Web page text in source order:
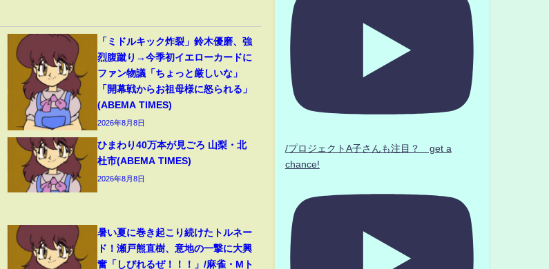
「ミドルキック炸裂」鈴木優磨、強
烈腹蹴り→今季初イエローカードに
ファン物議「ちょっと厳しいな」
「開幕戦からお祖母様に怒られる」
(ABEMA TIMES)
2026年8月8日
ひまわり40万本が見ごろ 山梨・北
杜市(ABEMA TIMES)
2026年8月8日
暑い夏に巻き起こり続けたトルネー
ド！瀬戸熊直樹、意地の一撃に大興
奮「しびれるぜ！！！」/麻雀・Mト
/プロジェクトA子さんも注目？ get a
chance!